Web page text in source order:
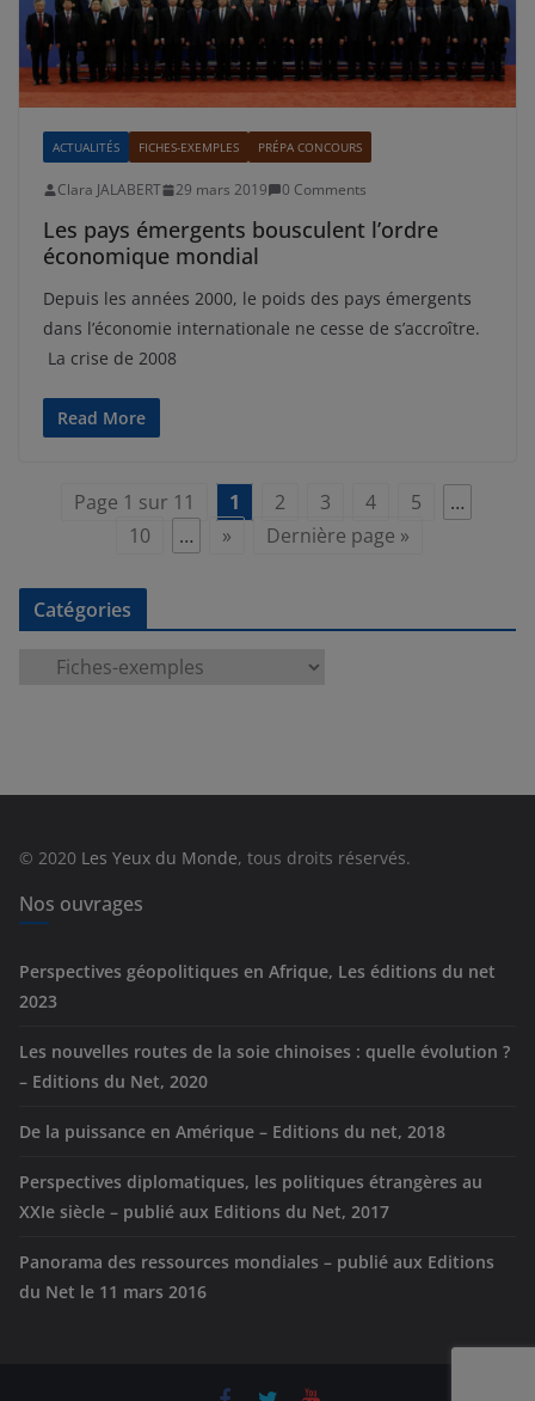
ACTUALITÉS FICHES-EXEMPLES PRÉPA CONCOURS
Clara JALABERT 29 mars 2019 0 Comments
Les pays émergents bousculent l’ordre
économique mondial
Depuis les années 2000, le poids des pays émergents
dans l’économie internationale ne cesse de s’accroître.
La crise de 2008
Read More
Page 1 sur 11 1 2 3 4 5
…
10
… » Dernière page »
Catégories
e
s
© 2020 Les Yeux du Monde, tous droits réservés.
Nos ouvrages
Perspectives géopolitiques en Afrique, Les éditions du net
2023
Les nouvelles routes de la soie chinoises : quelle évolution ?
– Editions du Net, 2020
De la puissance en Amérique – Editions du net, 2018
Perspectives diplomatiques, les politiques étrangères au
XXIe siècle – publié aux Editions du Net, 2017
Panorama des ressources mondiales – publié aux Editions
du Net le 11 mars 2016